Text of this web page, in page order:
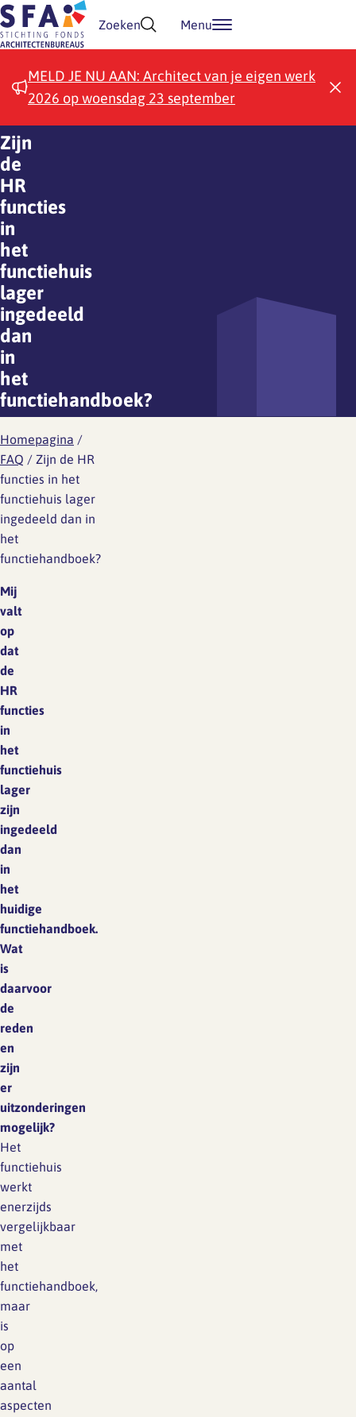
Doorgaan naar inhoud
Zoeken Menu
MELD JE NU AAN: Architect van je eigen werk
2026 op woensdag 23 september
Zijn
de
HR
functies
in
het
functiehuis
lager
ingedeeld
dan
in
het
functiehandboek?
Homepagina /
FAQ / Zijn de HR
functies in het
functiehuis lager
ingedeeld dan in
het
functiehandboek?
Mij
valt
op
dat
de
HR
functies
in
het
functiehuis
lager
zijn
ingedeeld
dan
in
het
huidige
functiehandboek.
Wat
is
daarvoor
de
reden
en
zijn
er
uitzonderingen
mogelijk?
Het
functiehuis
werkt
enerzijds
vergelijkbaar
met
het
functiehandboek,
maar
is
op
een
aantal
aspecten